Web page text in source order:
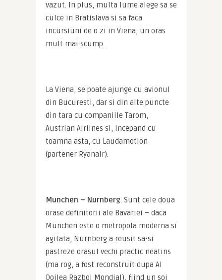
vazut. In plus, multa lume alege sa se
culce in Bratislava si sa faca
incursiuni de o zi in Viena, un oras
mult mai scump.
La Viena, se poate ajunge cu avionul
din Bucuresti, dar si din alte puncte
din tara cu companiile Tarom,
Austrian Airlines si, incepand cu
toamna asta, cu Laudamotion
(partener Ryanair).
Munchen – Nurnberg. Sunt cele doua
orase definitorii ale Bavariei – daca
Munchen este o metropola moderna si
agitata, Nurnberg a reusit sa-si
pastreze orasul vechi practic neatins
(ma rog, a fost reconstruit dupa Al
Doilea Razboi Mondial), fiind un soi